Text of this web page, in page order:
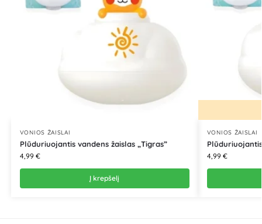
VONIOS ŽAISLAI
Plūduriuojantis vandens žaislas „Tigras”
4,99 €
Į krepšelį
VONIOS ŽAISLAI
4,99 €